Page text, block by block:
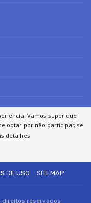
DE USO SITEMAP
direitos reservados
Vamos supor que
optar por não participar, se
detalhes